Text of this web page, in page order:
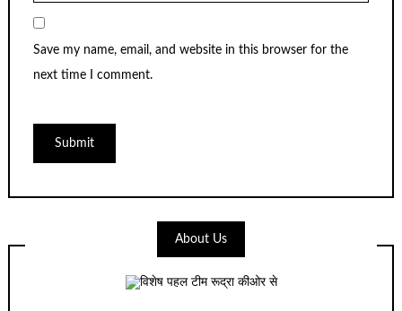
Save my name, email, and website in this browser for the
next time I comment.
About Us